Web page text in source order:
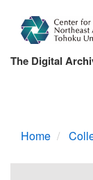
main
content
The Digital
Home